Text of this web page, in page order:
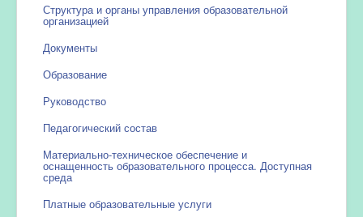
Структура и органы управления образовательной
организацией
Документы
Образование
Руководство
Педагогический состав
Материально-техническое обеспечение и
оснащенность образовательного процесса. Доступная
среда
Платные образовательные услуги